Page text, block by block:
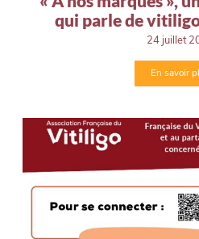
qui parle de
24 juillet
En savoir